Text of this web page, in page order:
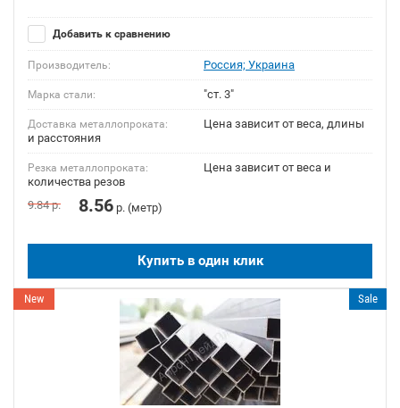
Добавить к сравнению
Производитель: Россия; Украина
Марка стали: "ст. 3"
Доставка металлопроката:
Цена зависит от веса, длины
и расстояния
Резка металлопроката:
Цена зависит от веса и
количества резов
9.84р. 8.56 р. (метр)
Купить в один клик
New Sale